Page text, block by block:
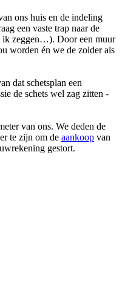
ons huis en de indeling
een vaste trap naar de
ik zeggen…). Door een muur
worden én we de zolder als
dat schetsplan een
de schets wel zag zitten -
van ons. We deden de
te zijn om de aankoop van
gestort.